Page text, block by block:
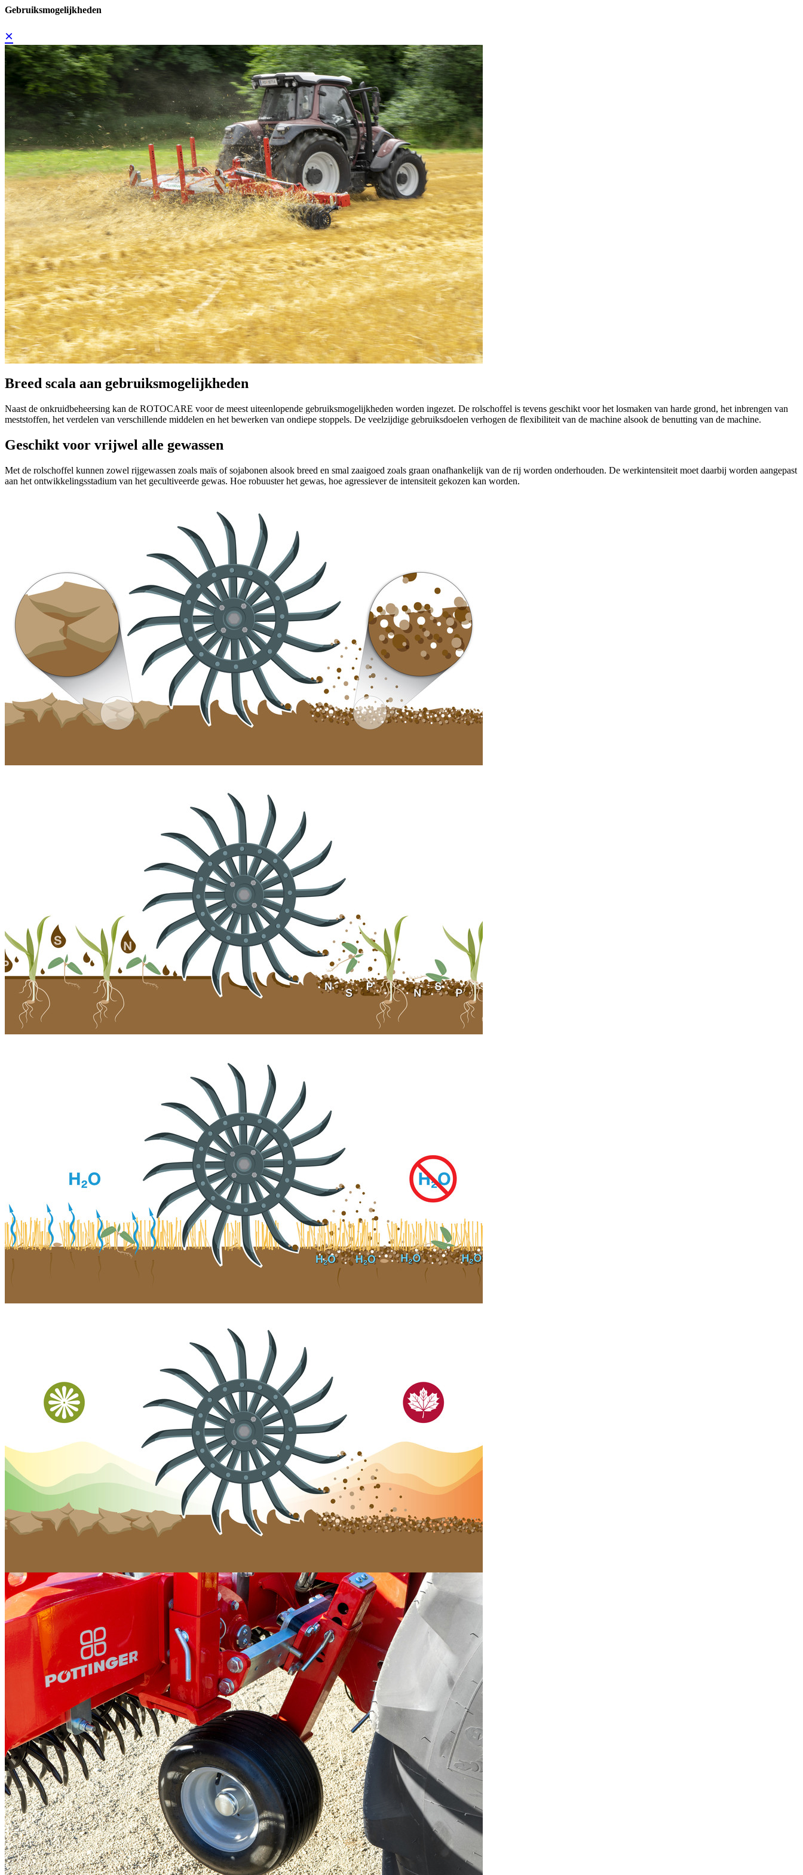
Gebruiksmogelijkheden
×
Breed scala aan gebruiksmogelijkheden
Naast de onkruidbeheersing kan de ROTOCARE voor de meest uiteenlopende gebruiksmogelijkheden worden ingezet. De rolschoffel is tevens geschikt voor het losmaken van harde grond, het inbrengen van
meststoffen, het verdelen van verschillende middelen en het bewerken van ondiepe stoppels. De veelzijdige gebruiksdoelen verhogen de flexibiliteit van de machine alsook de benutting van de machine.
Geschikt voor vrijwel alle gewassen
Met de rolschoffel kunnen zowel rijgewassen zoals maïs of sojabonen alsook breed en smal zaaigoed zoals graan onafhankelijk van de rij worden onderhouden. De werkintensiteit moet daarbij worden aangepast
aan het ontwikkelingsstadium van het gecultiveerde gewas. Hoe robuuster het gewas, hoe agressiever de intensiteit gekozen kan worden.